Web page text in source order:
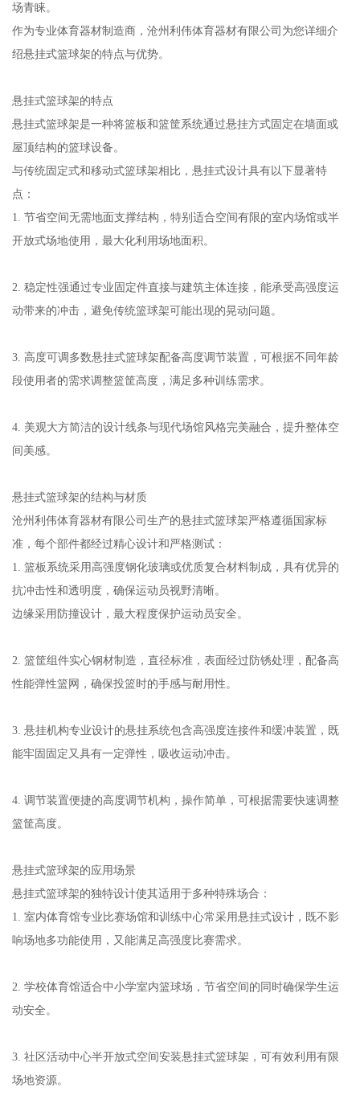
场青睐。
作为专业体育器材制造商，沧州利伟体育器材有限公司为您详细介
绍悬挂式篮球架的特点与优势。
悬挂式篮球架的特点
悬挂式篮球架是一种将篮板和篮筐系统通过悬挂方式固定在墙面或
屋顶结构的篮球设备。
与传统固定式和移动式篮球架相比，悬挂式设计具有以下显著特
点：
1. 节省空间无需地面支撑结构，特别适合空间有限的室内场馆或半
开放式场地使用，最大化利用场地面积。
2. 稳定性强通过专业固定件直接与建筑主体连接，能承受高强度运
动带来的冲击，避免传统篮球架可能出现的晃动问题。
3. 高度可调多数悬挂式篮球架配备高度调节装置，可根据不同年龄
段使用者的需求调整篮筐高度，满足多种训练需求。
4. 美观大方简洁的设计线条与现代场馆风格完美融合，提升整体空
间美感。
悬挂式篮球架的结构与材质
沧州利伟体育器材有限公司生产的悬挂式篮球架严格遵循国家标
准，每个部件都经过精心设计和严格测试：
1. 篮板系统采用高强度钢化玻璃或优质复合材料制成，具有优异的
抗冲击性和透明度，确保运动员视野清晰。
边缘采用防撞设计，最大程度保护运动员安全。
2. 篮筐组件实心钢材制造，直径标准，表面经过防锈处理，配备高
性能弹性篮网，确保投篮时的手感与耐用性。
3. 悬挂机构专业设计的悬挂系统包含高强度连接件和缓冲装置，既
能牢固固定又具有一定弹性，吸收运动冲击。
4. 调节装置便捷的高度调节机构，操作简单，可根据需要快速调整
篮筐高度。
悬挂式篮球架的应用场景
悬挂式篮球架的独特设计使其适用于多种特殊场合：
1. 室内体育馆专业比赛场馆和训练中心常采用悬挂式设计，既不影
响场地多功能使用，又能满足高强度比赛需求。
2. 学校体育馆适合中小学室内篮球场，节省空间的同时确保学生运
动安全。
3. 社区活动中心半开放式空间安装悬挂式篮球架，可有效利用有限
场地资源。